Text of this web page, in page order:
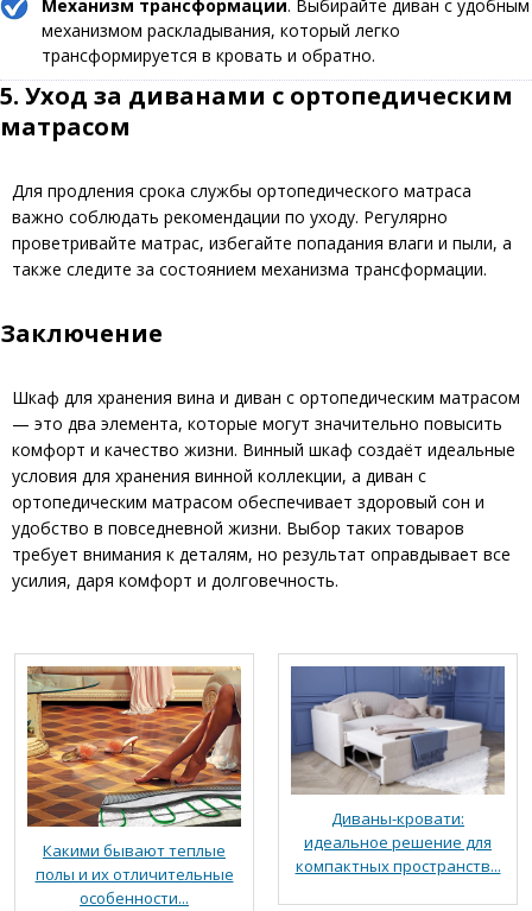
Механизм трансформации. Выбирайте диван с удобным
механизмом раскладывания, который легко
трансформируется в кровать и обратно.
5. Уход за диванами с ортопедическим
матрасом
Для продления срока службы ортопедического матраса
важно соблюдать рекомендации по уходу. Регулярно
проветривайте матрас, избегайте попадания влаги и пыли, а
также следите за состоянием механизма трансформации.
Заключение
Шкаф для хранения вина и диван с ортопедическим матрасом
— это два элемента, которые могут значительно повысить
комфорт и качество жизни. Винный шкаф создаёт идеальные
условия для хранения винной коллекции, а диван с
ортопедическим матрасом обеспечивает здоровый сон и
удобство в повседневной жизни. Выбор таких товаров
требует внимания к деталям, но результат оправдывает все
усилия, даря комфорт и долговечность.
Какими бывают теплые
полы и их отличительные
особенности...
Диваны-кровати:
идеальное решение для
компактных пространств...